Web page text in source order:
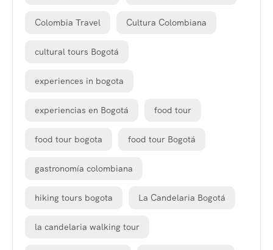
Colombia Travel Cultura Colombiana
cultural tours Bogotá
experiences in bogota
experiencias en Bogotá food tour
food tour bogota food tour Bogotá
gastronomía colombiana
hiking tours bogota La Candelaria Bogotá
la candelaria walking tour